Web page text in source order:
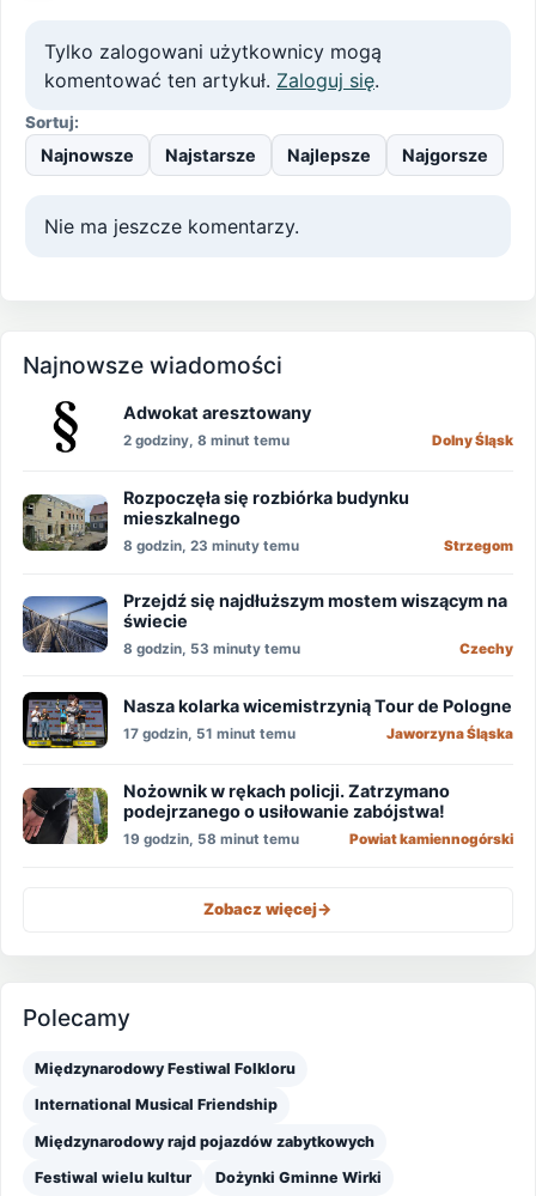
Tylko zalogowani użytkownicy mogą
komentować ten artykuł. Zaloguj się.
Sortuj:
Najnowsze Najstarsze Najlepsze Najgorsze
Nie ma jeszcze komentarzy.
Najnowsze wiadomości
Adwokat aresztowany
2 godziny, 8 minut temu Dolny Śląsk
Rozpoczęła się rozbiórka budynku
mieszkalnego
8 godzin, 23 minuty temu Strzegom
Przejdź się najdłuższym mostem wiszącym na
świecie
8 godzin, 53 minuty temu Czechy
Nasza kolarka wicemistrzynią Tour de Pologne
17 godzin, 51 minut temu Jaworzyna Śląska
Nożownik w rękach policji. Zatrzymano
podejrzanego o usiłowanie zabójstwa!
19 godzin, 58 minut temu Powiat kamiennogórski
Zobacz więcej->
Polecamy
Międzynarodowy Festiwal Folkloru
International Musical Friendship
Międzynarodowy rajd pojazdów zabytkowych
Festiwal wielu kultur Dożynki Gminne Wirki